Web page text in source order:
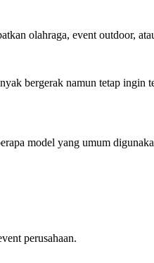
olahraga, event outdoor,
bergerak namun tetap ingin
model yang umum
perusahaan.